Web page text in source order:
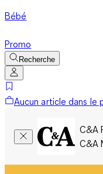
Bébé
Promo
Recherche
Aucun article dans le
C&A
C&A